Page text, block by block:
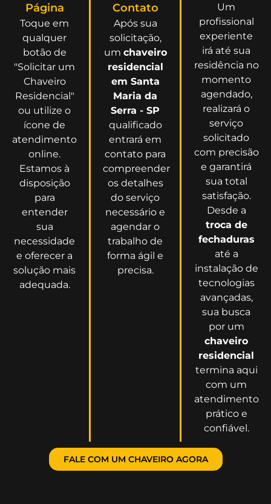
Página
Toque em
qualquer
botão de
"Solicitar um
Chaveiro
Residencial"
ou utilize o
ícone de
atendimento
online.
Estamos à
disposição
para
entender
sua
necessidade
e oferecer a
solução mais
adequada.
Contato
Após sua
solicitação,
um chaveiro
residencial
em Santa
Maria da
Serra - SP
qualificado
entrará em
contato para
compreender
os detalhes
do serviço
necessário e
agendar o
trabalho de
forma ágil e
precisa.
Um
profissional
experiente
irá até sua
residência no
momento
agendado,
realizará o
serviço
solicitado
com precisão
e garantirá
sua total
satisfação.
Desde a
troca de
fechaduras
até a
instalação de
tecnologias
avançadas,
sua busca
por um
chaveiro
residencial
termina aqui
com um
atendimento
prático e
confiável.
FALE COM UM CHAVEIRO AGORA